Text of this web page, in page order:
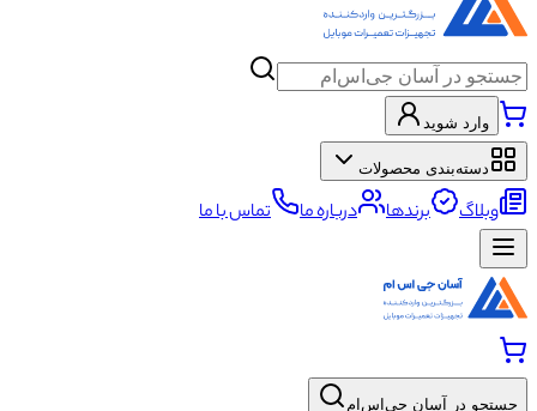
وارد شوید
دسته‌بندی محصولات
وبلاگ برندها درباره ما تماس با ما
جستجو در آسان جی‌اس‌ام